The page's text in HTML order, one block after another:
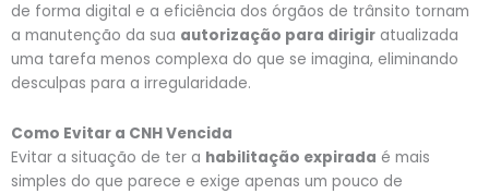
de forma digital e a eficiência dos órgãos de trânsito tornam
a manutenção da sua autorização para dirigir atualizada
uma tarefa menos complexa do que se imagina, eliminando
desculpas para a irregularidade.
Como Evitar a CNH Vencida
Evitar a situação de ter a habilitação expirada é mais
simples do que parece e exige apenas um pouco de